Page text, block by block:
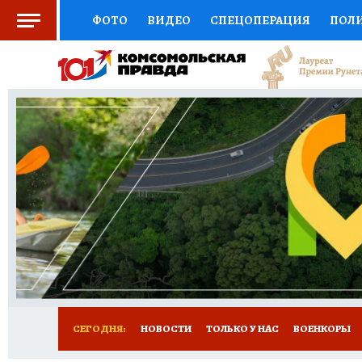
ФОТО ВИДЕО СПЕЦОПЕРАЦИЯ
СОЦПОДДЕРЖКА НАУКА СПОРТ
ВЫБОР ЭКСПЕРТОВ ДОКТОР
КНИЖНАЯ ПОЛКА ПРОГНОЗЫ НА СПОРТ
ПРЕСС-ЦЕНТР НЕДВИЖИМОСТЬ
РАДИО КП РЕКЛАМА ТЕСТЫ НОВОЕ
СЕГОДНЯ: НОВОСТИ ТОЛЬКО У НАС ВОЕНКОРЫ